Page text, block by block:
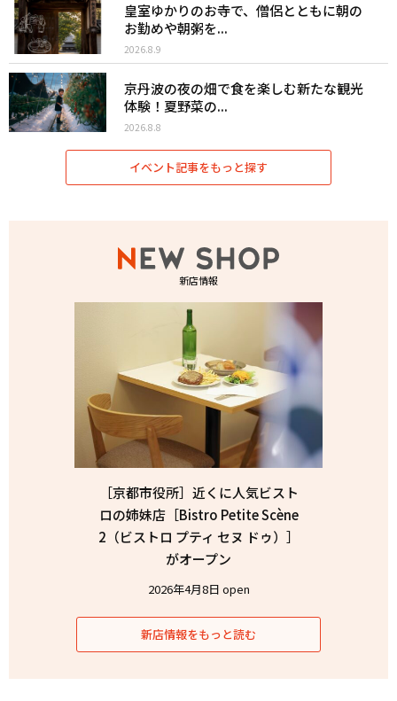
皇室ゆかりのお寺で、僧侶とともに朝の
お勤めや朝粥を...
2026.8.9
京丹波の夜の畑で食を楽しむ新たな観光
体験！夏野菜の...
2026.8.8
イベント記事をもっと探す
新店情報
［京都市役所］近くに人気ビスト
ロの姉妹店［Bistro Petite Scène
2（ビストロ プティ セヌ ドゥ）］
がオープン
2026年4月8日 open
新店情報をもっと読む